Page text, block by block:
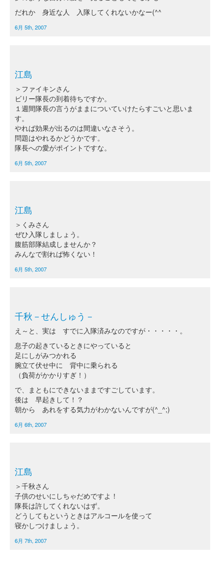
だれか 身近な人 入隊してくれないかなー(^^ゞ
6月 5th, 2007
江島
＞ファイキンさん
ビリー隊長の到着待ちですか。
１週間隊長の言うがままについていけたらすごいと思いま
す。
やれば効果が出るのは間違いなさそう。
問題はやれるかどうかです。
隊長への愛がポイントですな。
6月 5th, 2007
江島
＞くみさん
ぜひ入隊しましょう。
腹筋部隊結成しませんか？
みんなで割れば怖くない！
6月 5th, 2007
千秋－せんしゅう－
え～と、実は すでに入隊済みなのですが・・・・・。
息子の起きているときにやっていると
足にしがみつかれる
腕立て伏せ中に 背中に乗られる
（負荷がかかりすぎ！）
で、まともにできないままですごしています。
後は 早起きして！？
朝から あれをする気力がわかないんですが(^_^;)
6月 6th, 2007
江島
＞千秋さん
子供のせいにしちゃだめですよ！
隊長は許してくれないはず。
どうしてもというときはアルコールを使って
寝かしつけましょう。
6月 7th, 2007